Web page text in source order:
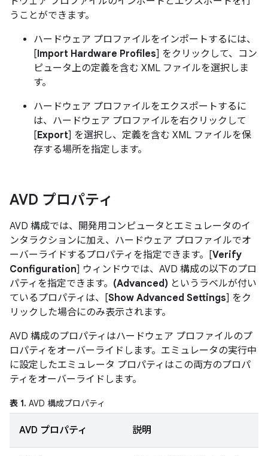
うことができます。
ハードウェア プロファイルをインポートするには、
[Import Hardware Profiles] をクリックして、コン
ピュータ上の定義を含む XML ファイルを選択しま
す。
ハードウェア プロファイルをエクスポートするに
は、ハードウェア プロファイルを右クリックして
[Export] を選択し、定義を含む XML ファイルを保
存する場所を指定します。
AVD プロパティ
AVD 構成では、開発用コンピュータとエミュレータのイ
ンタラクションに加え、ハードウェア プロファイルでオ
ーバーライドするプロパティを指定できます。[Verify
Configuration] ウィンドウでは、AVD 構成の以下のプロ
パティを指定できます。 (Advanced) というラベルが付い
ているプロパティは、[Show Advanced Settings] をク
リックした場合にのみ表示されます。
AVD 構成のプロパティはハードウェア プロファイルのプ
ロパティをオーバーライドします。エミュレータの実行中
に設定したエミュレータ プロパティはこの両方のプロパ
ティをオーバーライドします。
表 1. AVD 構成プロパティ
AVD プロパティ 説明